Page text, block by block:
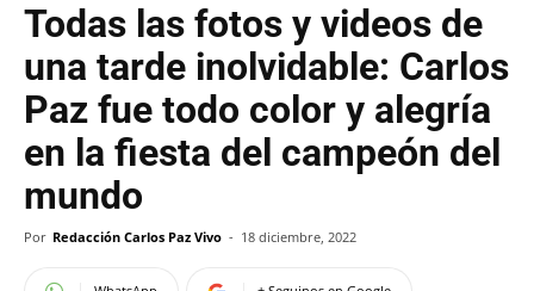
Todas las fotos y videos de
una tarde inolvidable: Carlos
Paz fue todo color y alegría
en la fiesta del campeón del
mundo
Por Redacción Carlos Paz Vivo - 18 diciembre, 2022